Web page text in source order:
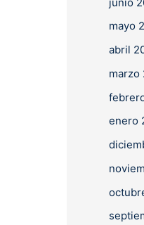
mayo
abril
marzo
enero